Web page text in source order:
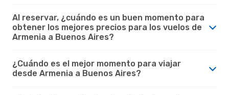
Al reservar, ¿cuándo es un buen momento para
obtener los mejores precios para los vuelos de
Armenia a Buenos Aires?
¿Cuándo es el mejor momento para viajar
desde Armenia a Buenos Aires?